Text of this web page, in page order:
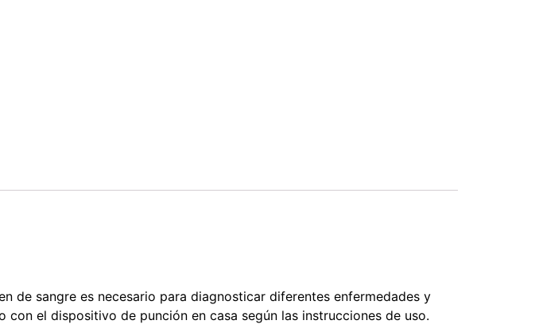
de sangre es necesario para diagnosticar diferentes enfermedades y
el dispositivo de punción en casa según las instrucciones de uso.